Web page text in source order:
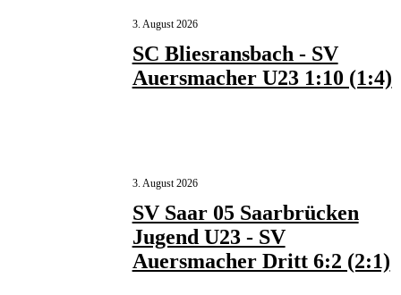
3. August 2026
SC Bliesransbach - SV
Auersmacher U23 1:10 (1:4)
3. August 2026
SV Saar 05 Saarbrücken
Jugend U23 - SV
Auersmacher Dritt 6:2 (2:1)